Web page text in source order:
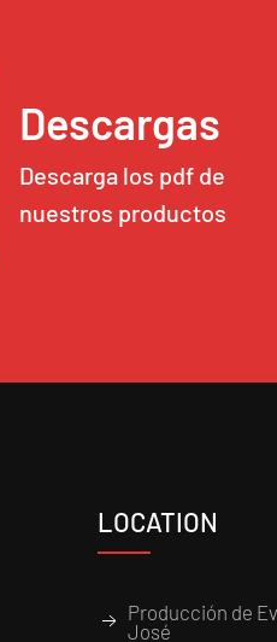
Descargas
Descarga los pdf de
nuestros productos
LOCATION
Producción de
José